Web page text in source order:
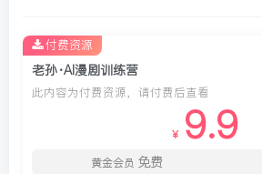
老孙·AI漫剧训练营
此内容为付费资源，请付费后查看
￥ 9.9
黄金会员 免费
付费资源